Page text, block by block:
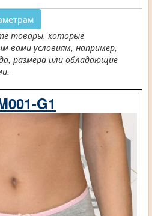
товары, которые
вами условиям, например,
размера или обладающие
G1